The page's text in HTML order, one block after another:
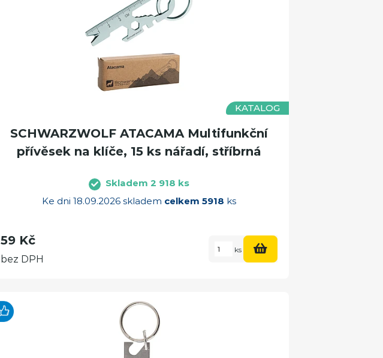
KATALOG
SCHWARZWOLF ATACAMA Multifunkční
přívěsek na klíče, 15 ks nářadí, stříbrná
Skladem 2 918 ks
Ke dni 18.09.2026 skladem celkem 5918 ks
59 Kč
bez DPH
ks